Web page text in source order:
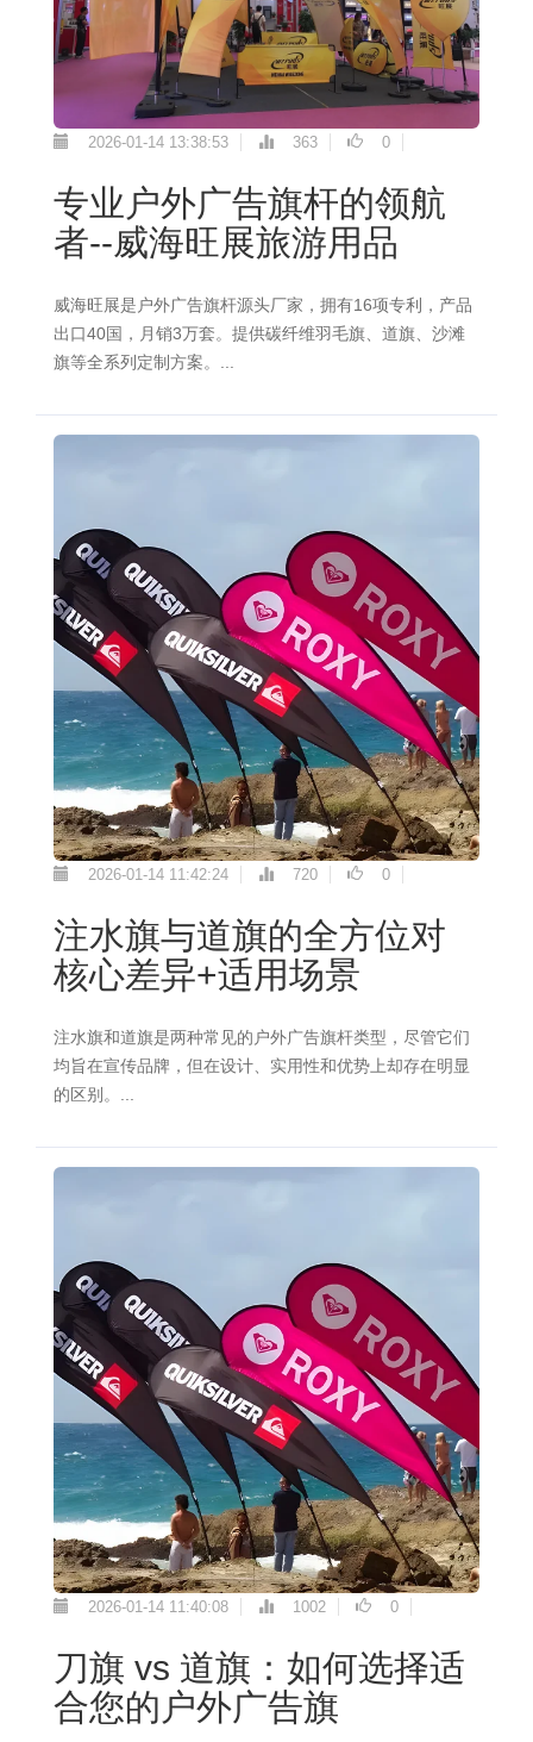
2026-01-14 13:38:53 363 0
专业户外广告旗杆的领航
者--威海旺展旅游用品
威海旺展是户外广告旗杆源头厂家，拥有16项专利，产品
出口40国，月销3万套。提供碳纤维羽毛旗、道旗、沙滩
旗等全系列定制方案。...
2026-01-14 11:42:24 720 0
注水旗与道旗的全方位对
核心差异+适用场景
注水旗和道旗是两种常见的户外广告旗杆类型，尽管它们
均旨在宣传品牌，但在设计、实用性和优势上却存在明显
的区别。...
2026-01-14 11:40:08 1002 0
刀旗 vs 道旗：如何选择适
合您的户外广告旗